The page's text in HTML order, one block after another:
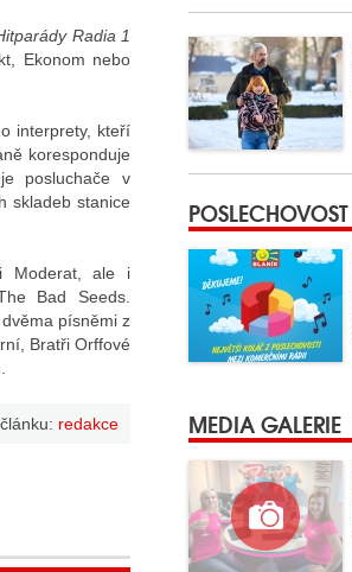
Radia 1
Ekonom nebo
interprety, kteří
koresponduje
posluchače v
skladeb stanice
Moderat, ale i
Bad Seeds.
písněmi z
Bratři Orffové
redakce MEDIA GALERIE